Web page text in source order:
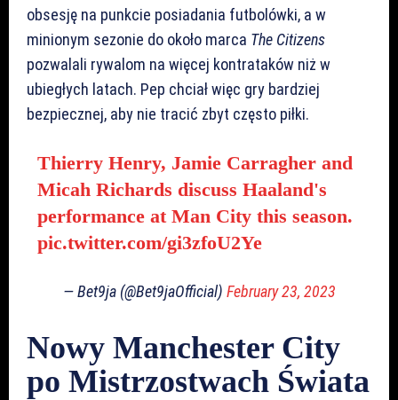
obsesję na punkcie posiadania futbolówki, a w
minionym sezonie do około marca The Citizens
pozwalali rywalom na więcej kontrataków niż w
ubiegłych latach. Pep chciał więc gry bardziej
bezpiecznej, aby nie tracić zbyt często piłki.
Thierry Henry, Jamie Carragher and
Micah Richards discuss Haaland's
performance at Man City this season.
pic.twitter.com/gi3zfoU2Ye
— Bet9ja (@Bet9jaOfficial) February 23, 2023
Nowy Manchester City
po Mistrzostwach Świata